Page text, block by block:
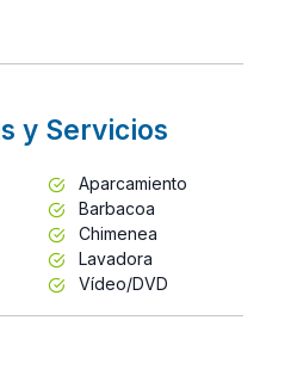
y Servicios
Aparcamiento
Barbacoa
Chimenea
Lavadora
Vídeo/DVD